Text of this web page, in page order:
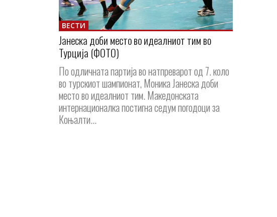
ВЕСТИ
Јанеска доби место во идеалниот тим во
Турција (ФОТО)
По одличната партија во натпреварот од 7. коло
во турскиот шампионат, Моника Јанеска доби
место во идеалниот тим. Македонската
интернационалка постигна седум погодоци за
Коњалти...